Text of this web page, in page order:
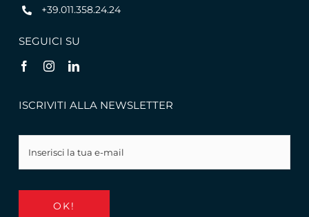
+39.011.358.24.24
SEGUICI SU
ISCRIVITI ALLA NEWSLETTER
OK!